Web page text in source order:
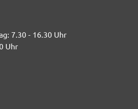
7.30 - 16.30 Uhr
Uhr